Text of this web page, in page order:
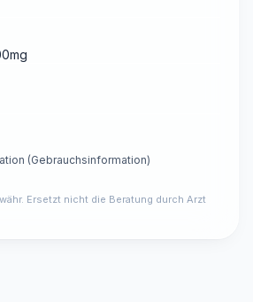
(Gebrauchsinformation)
Ersetzt nicht die Beratung durch Arzt